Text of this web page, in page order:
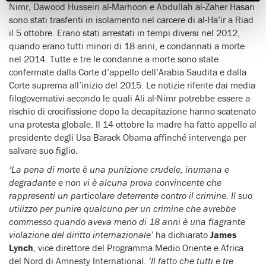
Nimr, Dawood Hussein al-Marhoon e Abdullah al-Zaher Hasan
sono stati trasferiti in isolamento nel carcere di al-Ha’ir a Riad
il 5 ottobre. Erano stati arrestati in tempi diversi nel 2012,
quando erano tutti minori di 18 anni, e condannati a morte
nel 2014. Tutte e tre le condanne a morte sono state
confermate dalla Corte d’appello dell’Arabia Saudita e dalla
Corte suprema all’inizio del 2015. Le notizie riferite dai media
filogovernativi secondo le quali Ali al-Nimr potrebbe essere a
rischio di crocifissione dopo la decapitazione hanno scatenato
una protesta globale. Il 14 ottobre la madre ha fatto appello al
presidente degli Usa Barack Obama affinché intervenga per
salvare suo figlio.
‘La pena di morte è una punizione crudele, inumana e
degradante e non vi è alcuna prova convincente che
rappresenti un particolare deterrente contro il crimine. Il suo
utilizzo per punire qualcuno per un crimine che avrebbe
commesso quando aveva meno di 18 anni è una flagrante
violazione del diritto internazionale’ ha dichiarato James
Lynch , vice direttore del Programma Medio Oriente e Africa
del Nord di Amnesty International. ‘Il fatto che tutti e tre